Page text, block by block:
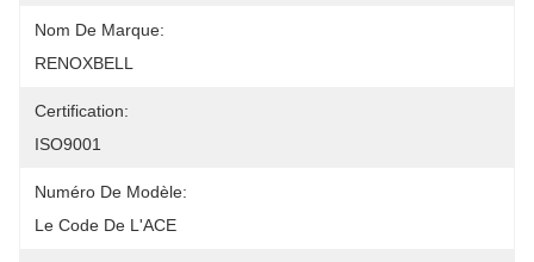
Nom De Marque:
RENOXBELL
Certification:
ISO9001
Numéro De Modèle:
Le Code De L'ACE